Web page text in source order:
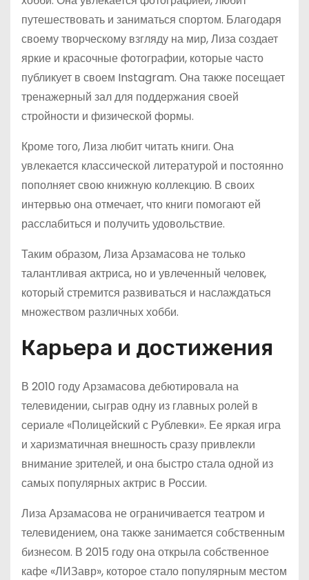
путешествовать и заниматься спортом. Благодаря
своему творческому взгляду на мир, Лиза создает
яркие и красочные фотографии, которые часто
публикует в своем Instagram. Она также посещает
тренажерный зал для поддержания своей
стройности и физической формы.
Кроме того, Лиза любит читать книги. Она
увлекается классической литературой и постоянно
пополняет свою книжную коллекцию. В своих
интервью она отмечает, что книги помогают ей
расслабиться и получить удовольствие.
Таким образом, Лиза Арзамасова не только
талантливая актриса, но и увлеченный человек,
который стремится развиваться и наслаждаться
множеством различных хобби.
Карьера и достижения
В 2010 году Арзамасова дебютировала на
телевидении, сыграв одну из главных ролей в
сериале «Полицейский с Рублевки». Ее яркая игра
и харизматичная внешность сразу привлекли
внимание зрителей, и она быстро стала одной из
самых популярных актрис в России.
Лиза Арзамасова не ограничивается театром и
телевидением, она также занимается собственным
бизнесом. В 2015 году она открыла собственное
кафе «ЛИЗавр», которое стало популярным местом